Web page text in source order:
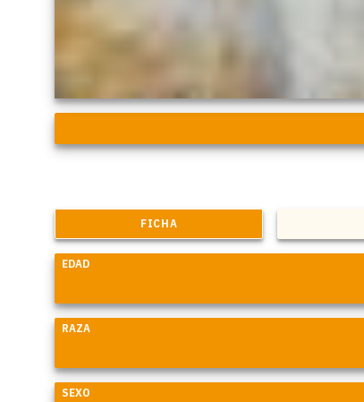
FICHA
EDAD
RAZA
SEXO